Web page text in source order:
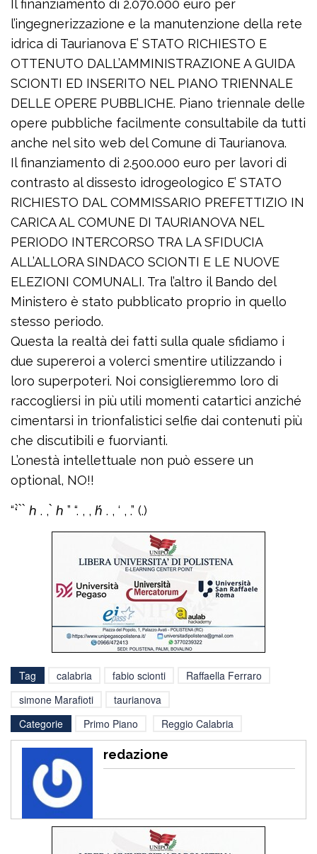
Il finanziamento di 2.070.000 euro per
l’ingegnerizzazione e la manutenzione della rete
idrica di Taurianova E’ STATO RICHIESTO E
OTTENUTO DALL’AMMINISTRAZIONE A GUIDA
SCIONTI ED INSERITO NEL PIANO TRIENNALE
DELLE OPERE PUBBLICHE. Piano triennale delle
opere pubbliche facilmente consultabile da tutti
anche nel sito web del Comune di Taurianova.
Il finanziamento di 2.500.000 euro per lavori di
contrasto al dissesto idrogeologico E’ STATO
RICHIESTO DAL COMMISSARIO PREFETTIZIO IN
CARICA AL COMUNE DI TAURIANOVA NEL
PERIODO INTERCORSO TRA LA SFIDUCIA
ALL’ALLORA SINDACO SCIONTI E LE NUOVE
ELEZIONI COMUNALI. Tra l’altro il Bando del
Ministero è stato pubblicato proprio in quello
stesso periodo.
Questa la realtà dei fatti sulla quale sfidiamo i
due supereroi a volerci smentire utilizzando i
loro superpoteri. Noi consiglieremmo loro di
raccogliersi in più utili momenti catartici anziché
cimentarsi in trionfalistici selfie dai contenuti più
che discutibili e fuorvianti.
L’onestà intellettuale non può essere un
optional, NO!!
“‘̀ ̀ ̀ ℎ . , ̀ ℎ ” “. , , ℎ́ . , ‘ , .” (.)
Tag calabria fabio scionti
Raffaella Ferraro
simone Marafioti
taurianova
Categorie
Primo Piano Reggio Calabria
redazione